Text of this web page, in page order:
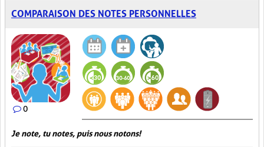
COMPARAISON DES NOTES PERSONNELLES
0
Je note, tu notes, puis nous notons!